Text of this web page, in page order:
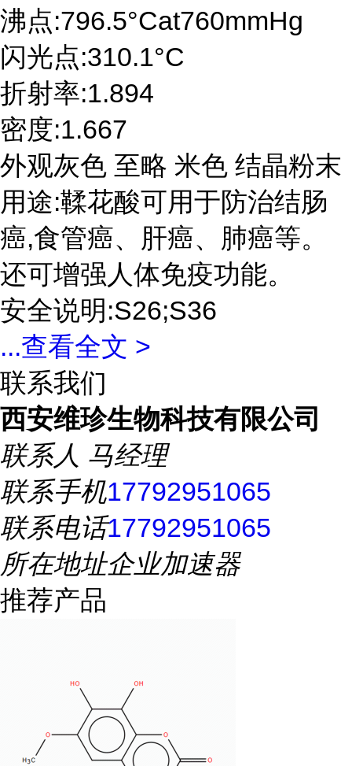
沸点:796.5°Cat760mmHg
闪光点:310.1°C
折射率:1.894
密度:1.667
外观灰色 至略 米色 结晶粉末
用途:鞣花酸可用于防治结肠
癌,食管癌、肝癌、肺癌等。
还可增强人体免疫功能。
安全说明:S26;S36
...查看全文 >
联系我们
西安维珍生物科技有限公司
联系人 马经理
联系手机17792951065
联系电话17792951065
所在地址企业加速器
推荐产品